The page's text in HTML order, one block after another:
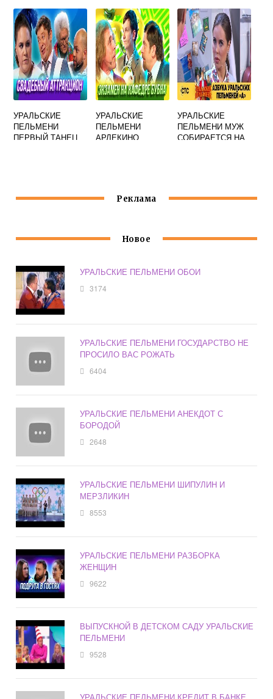
УРАЛЬСКИЕ
ПЕЛЬМЕНИ
ПЕРВЫЙ ТАНЕЦ
УРАЛЬСКИЕ
ПЕЛЬМЕНИ
АРЛЕКИНО
УРАЛЬСКИЕ
ПЕЛЬМЕНИ МУЖ
СОБИРАЕТСЯ НА
Реклама
Новое
УРАЛЬСКИЕ ПЕЛЬМЕНИ ОБОИ
3174
УРАЛЬСКИЕ ПЕЛЬМЕНИ ГОСУДАРСТВО НЕ
ПРОСИЛО ВАС РОЖАТЬ
6404
УРАЛЬСКИЕ ПЕЛЬМЕНИ АНЕКДОТ С
БОРОДОЙ
2648
УРАЛЬСКИЕ ПЕЛЬМЕНИ ШИПУЛИН И
МЕРЗЛИКИН
8553
УРАЛЬСКИЕ ПЕЛЬМЕНИ РАЗБОРКА
ЖЕНЩИН
9622
ВЫПУСКНОЙ В ДЕТСКОМ САДУ УРАЛЬСКИЕ
ПЕЛЬМЕНИ
9528